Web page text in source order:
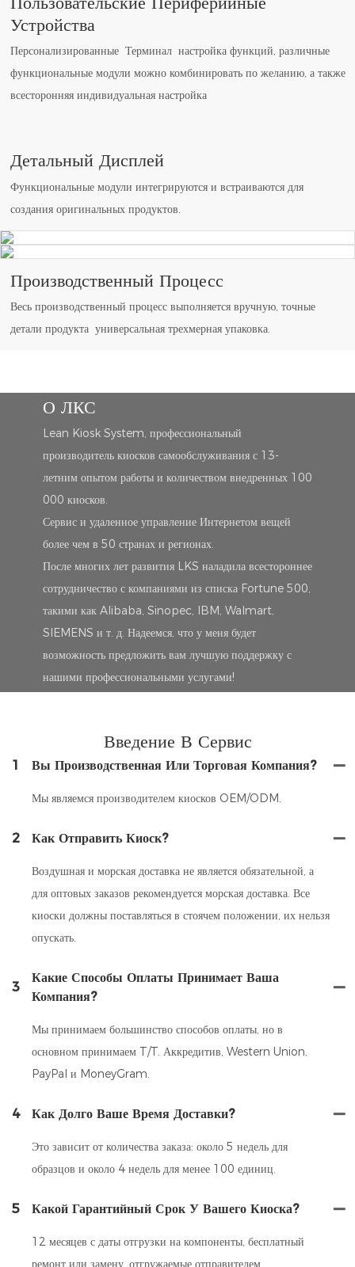
Устройства
Персонализированные Терминал настройка функций, различные
функциональные модули можно комбинировать по желанию, а также
всесторонняя индивидуальная настройка
Детальный Дисплей
Функциональные модули интегрируются и встраиваются для
создания оригинальных продуктов.
Производственный Процесс
Весь производственный процесс выполняется вручную, точные
детали продукта универсальная трехмерная упаковка.
О ЛКС
Lean Kiosk System, профессиональный
производитель киосков самообслуживания с 13-
летним опытом работы и количеством внедренных 100
000 киосков.
Сервис и удаленное управление Интернетом вещей
более чем в 50 странах и регионах.
После многих лет развития LKS наладила всестороннее
сотрудничество с компаниями из списка Fortune 500,
такими как Alibaba, Sinopec, IBM, Walmart,
SIEMENS и т. д. Надеемся, что у меня будет
возможность предложить вам лучшую поддержку с
нашими профессиональными услугами!
Введение В Сервис
1 Вы Производственная Или Торговая Компания?
Мы являемся производителем киосков OEM/ODM.
2 Как Отправить Киоск?
Воздушная и морская доставка не является обязательной, а
для оптовых заказов рекомендуется морская доставка. Все
киоски должны поставляться в стоячем положении, их нельзя
опускать.
3
Какие Способы Оплаты Принимает Ваша
Компания?
Мы принимаем большинство способов оплаты, но в
основном принимаем T/T. Аккредитив, Western Union,
PayPal и MoneyGram.
4 Как Долго Ваше Время Доставки?
Это зависит от количества заказа: около 5 недель для
образцов и около 4 недель для менее 100 единиц.
5 Какой Гарантийный Срок У Вашего Киоска?
12 месяцев с даты отгрузки на компоненты, бесплатный
ремонт или замену, отгружаемые отправителем.